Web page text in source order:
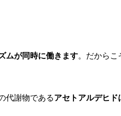
ムが同時に働きます。だからこ
代謝物であるアセトアルデヒ